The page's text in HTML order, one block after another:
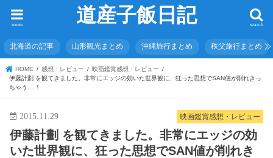
道産子飯日記 search
menu
北海道の記事 山形観光まとめ 沖縄旅行まとめ 秩父旅行まとめ
HOME 感想・レビュー
映画鑑賞感想・レビュー
伊藤計劃 を観てきました。非常にエッジの効いた世界観に、狂った思想でSAN値が削れきっ
ちゃう....！
映画鑑賞感想・レビュー
2015.11.29
伊藤計劃 を観てきました。非常にエッジの効
いた世界観に、狂った思想でSAN値が削れき